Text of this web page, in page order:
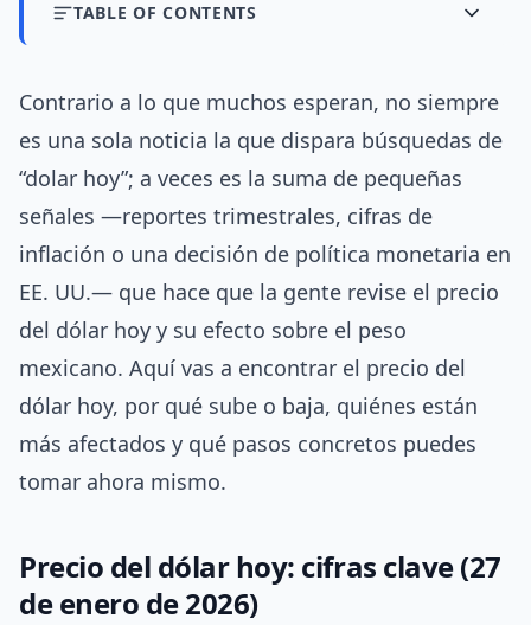
TABLE OF CONTENTS
Contrario a lo que muchos esperan, no siempre
es una sola noticia la que dispara búsquedas de
“dolar hoy”; a veces es la suma de pequeñas
señales —reportes trimestrales, cifras de
inflación o una decisión de política monetaria en
EE. UU.— que hace que la gente revise el precio
del dólar hoy y su efecto sobre el peso
mexicano. Aquí vas a encontrar el precio del
dólar hoy, por qué sube o baja, quiénes están
más afectados y qué pasos concretos puedes
tomar ahora mismo.
Precio del dólar hoy: cifras clave (27
de enero de 2026)